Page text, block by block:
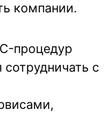
компании.
процедур
с